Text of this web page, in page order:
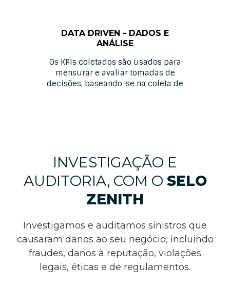
DATA DRIVEN - DADOS E
ANÁLISE
Os KPIs coletados são usados para
mensurar e avaliar tomadas de
decisões, baseando-se na coleta de
INVESTIGAÇÃO E
AUDITORIA, COM O SELO
ZENITH
Investigamos e auditamos sinistros que
causaram danos ao seu negócio, incluindo
fraudes, danos à reputação, violações
legais, éticas e de regulamentos.